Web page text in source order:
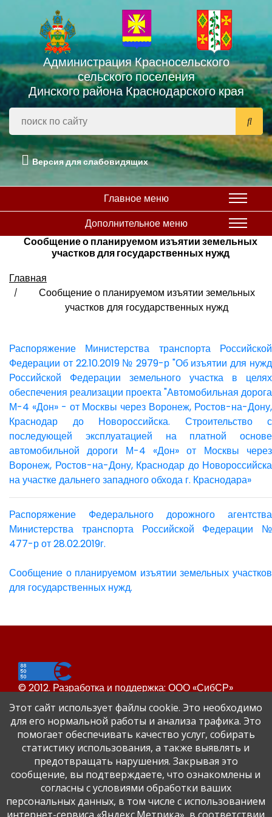
Администрация Красносельского
сельского поселения
Динского района Краснодарского края
Версия для слабовидящих
Главное меню
Дополнительное меню
Сообщение о планируемом изъятии земельных
участков для государственных нужд
Главная
Сообщение о планируемом изъятии земельных
участков для государственных нужд
Распоряжение Министерства транспорта Российской
Федерации от 22.10.2019 № 2979-р "Об изъятии для нужд
Российской Федерации земельного участка в целях
обеспечения реализации проекта "Автомобильная дорога
М-4 «Дон» - от Москвы через Воронеж, Ростов-на-Дону,
Краснодар до Новороссийска. Строительство с
последующей эксплуатацией на платной основе
автомобильной дороги М-4 «Дон» от Москвы через
Воронеж, Ростов-на-Дону, Краснодар до Новороссийска
на участке дальнего западного обхода г. Краснодара»
Распоряжение Федерального дорожного агентства
Министерства транспорта Российской Федерации №
477-р от 28.02.2019г.
Сообщение о планируемом изъятии земельных участков
для государственных нужд.
© 2012. Разработка и поддержка: ООО «СибСР»
Все права защищены законом и международными
соглашениями.
Сайт Динского района
Этот сайт использует файлы cookie. Это необходимо
для его нормальной работы и анализа трафика. Это
помогает обеспечивать качество услуг, собирать
статистику использования, а также выявлять и
предотвращать нарушения. Закрывая это
сообщение, вы подтверждаете, что ознакомлены и
согласны с условиями обработки ваших
персональных данных, в том числе с использованием